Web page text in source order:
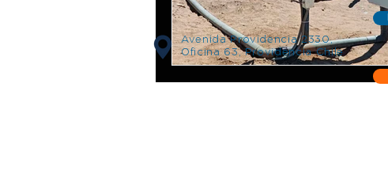
Avenida Providencia 2330,
Oficina 63, Providencia Chile